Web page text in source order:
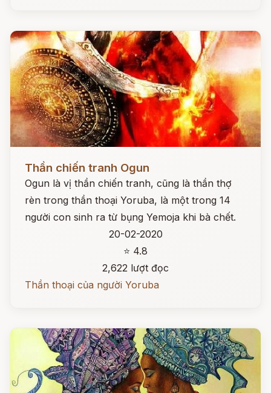
Đọc ngay
Thần chiến tranh Ogun
Ogun là vị thần chiến tranh, cũng là thần thợ
rèn trong thần thoại Yoruba, là một trong 14
người con sinh ra từ bụng Yemoja khi bà chết.
20-02-2020
⭐ 4.8
2,622 lượt đọc
Thần thoại của người Yoruba